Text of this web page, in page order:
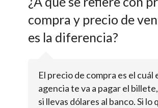
compra y precio de
es la diferencia?
El precio de compra es el cuál
agencia te va a pagar el
si llevas dólares al banco. Si lo